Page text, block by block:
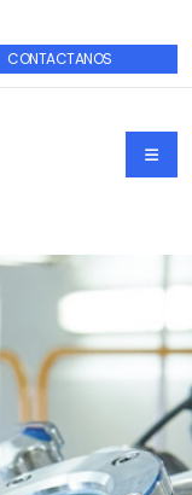
CONTACTANOS